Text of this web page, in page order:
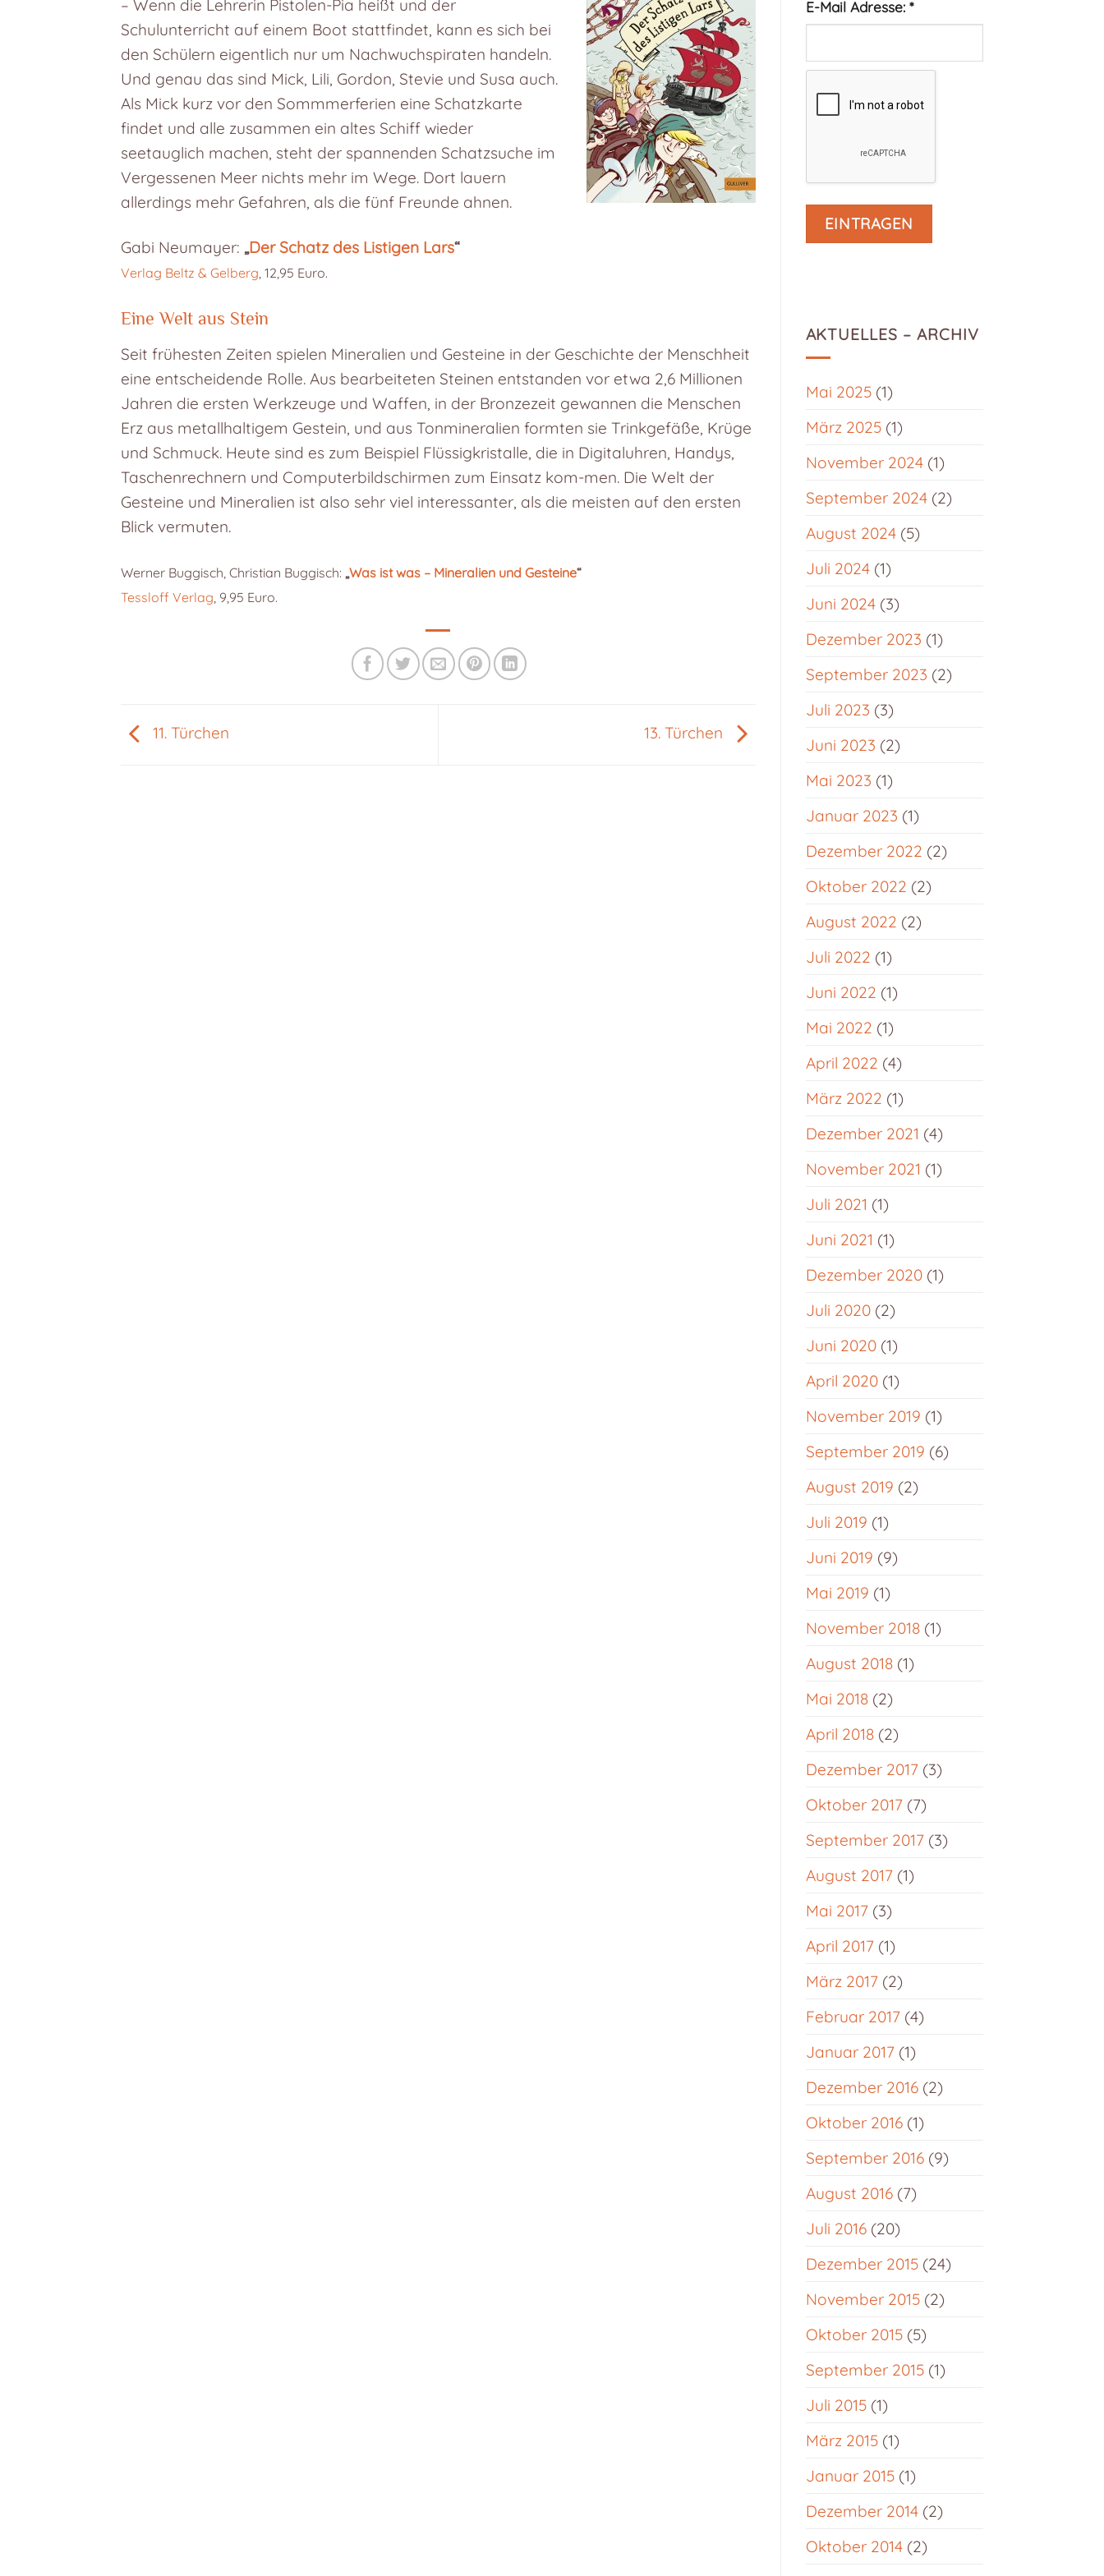
– Wenn die Lehrerin Pistolen-Pia heißt und der
Schulunterricht auf einem Boot stattfindet, kann es sich bei
den Schülern eigentlich nur um Nachwuchspiraten handeln.
Und genau das sind Mick, Lili, Gordon, Stevie und Susa auch.
Als Mick kurz vor den Sommmerferien eine Schatzkarte
findet und alle zusammen ein altes Schiff wieder
seetauglich machen, steht der spannenden Schatzsuche im
Vergessenen Meer nichts mehr im Wege. Dort lauern
allerdings mehr Gefahren, als die fünf Freunde ahnen.
Gabi Neumayer: „Der Schatz des Listigen Lars“
Verlag Beltz & Gelberg, 12,95 Euro.
Eine Welt aus Stein
Seit frühesten Zeiten spielen Mineralien und Gesteine in der Geschichte der Menschheit
eine entscheidende Rolle. Aus bearbeiteten Steinen entstanden vor etwa 2,6 Millionen
Jahren die ersten Werkzeuge und Waffen, in der Bronzezeit gewannen die Menschen
Erz aus metallhaltigem Gestein, und aus Tonmineralien formten sie Trinkgefäße, Krüge
und Schmuck. Heute sind es zum Beispiel Flüssigkristalle, die in Digitaluhren, Handys,
Taschenrechnern und Computerbildschirmen zum Einsatz kom-men. Die Welt der
Gesteine und Mineralien ist also sehr viel interessanter, als die meisten auf den ersten
Blick vermuten.
Werner Buggisch, Christian Buggisch: „Was ist was – Mineralien und Gesteine“
Tessloff Verlag, 9,95 Euro.
11. Türchen 13. Türchen
E-Mail Adresse: *
AKTUELLES – ARCHIV
Mai 2025(1)
März 2025(1)
November 2024(1)
September 2024(2)
August 2024(5)
Juli 2024(1)
Juni 2024(3)
Dezember 2023 (1)
September 2023 (2)
Juli 2023 (3)
Juni 2023 (2)
Mai 2023 (1)
Januar 2023 (1)
Dezember 2022 (2)
Oktober 2022 (2)
August 2022 (2)
Juli 2022 (1)
Juni 2022 (1)
Mai 2022 (1)
April 2022 (4)
März 2022 (1)
Dezember 2021 (4)
November 2021 (1)
Juli 2021 (1)
Juni 2021 (1)
Dezember 2020(1)
Juli 2020(2)
Juni 2020(1)
April 2020(1)
November 2019 (1)
September 2019 (6)
August 2019 (2)
Juli 2019 (1)
Juni 2019 (9)
Mai 2019 (1)
November 2018(1)
August 2018(1)
Mai 2018(2)
April 2018(2)
Dezember 2017(3)
Oktober 2017(7)
September 2017(3)
August 2017(1)
Mai 2017(3)
April 2017(1)
März 2017(2)
Februar 2017(4)
Januar 2017(1)
Dezember 2016(2)
Oktober 2016(1)
September 2016(9)
August 2016(7)
Juli 2016(20)
Dezember 2015(24)
November 2015(2)
Oktober 2015(5)
September 2015(1)
Juli 2015(1)
März 2015(1)
Januar 2015(1)
Dezember 2014(2)
Oktober 2014(2)